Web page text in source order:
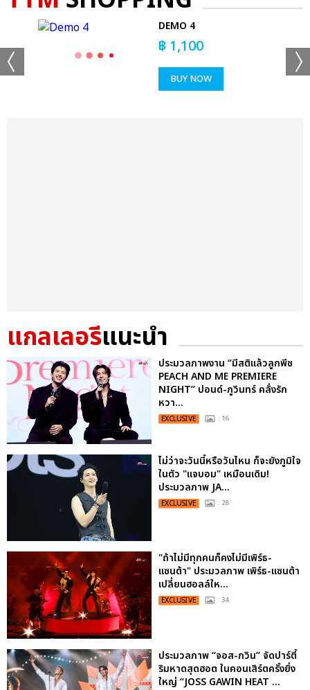
DEMO 4
฿ 1,100
BUY NOW
แกลเลอรีแนะนำ
ประมวลภาพงาน “มีสติแล้วลูกพีช
PEACH AND ME PREMIERE
NIGHT” ปอนด์-ภูวินทร์ คลั่งรัก
หวา...
EXCLUSIVE : 16
ไม่ว่าจะวันนี้หรือวันไหน ก็จะยังภูมิใจ
ในตัว "แจบอม" เหมือนเดิม!
ประมวลภาพ JA...
EXCLUSIVE : 28
"ถ้าไม่มีทุกคนก็คงไม่มีเพิร์ธ-
แซนต้า" ประมวลภาพ เพิร์ธ-แซนต้า
เปลี่ยนฮอลล์ให...
EXCLUSIVE : 34
ประมวลภาพ “จอส-กวิน” จัดปาร์ตี้
ริมหาดสุดฮอต ในคอนเสิร์ตครั้งยิ่ง
ใหญ่ “JOSS GAWIN HEAT ...